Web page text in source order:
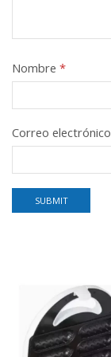
Nombre *
Correo electrónico